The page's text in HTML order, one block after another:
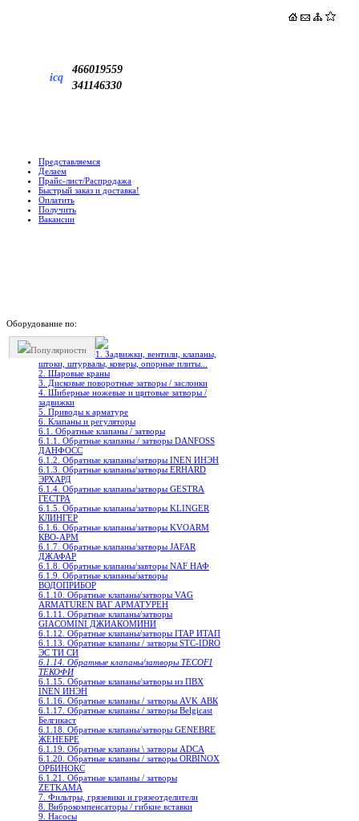
icq
466019559
341146330
Представляемся
Делаем
Прайс-лист/Распродажа
Быстрый заказ и доставка!
Оплатить
Получить
Вакансии
Оборудование по:
Популярности
1. Задвижки, вентили, клапаны,
штоки, штурвалы, коверы, опорные плиты...
2. Шаровые краны
3. Дисковые поворотные затворы / заслонки
4. Шиберные ножевые и щитовые затворы /
задвижки
5. Приводы к арматуре
6. Клапаны и регуляторы
6.1. Обратные клапаны / затворы
6.1.1. Обратные клапаны / затворы DANFOSS
ДАНФОСС
6.1.2. Обратные клапаны/затворы INEN ИНЭН
6.1.3. Обратные клапаны/затворы ERHARD
ЭРХАРД
6.1.4. Обратные клапаны/затворы GESTRA
ГЕСТРА
6.1.5. Обратные клапаны/затворы KLINGER
КЛИНГЕР
6.1.6. Обратные клапаны/затворы KVOARM
КВО-АРМ
6.1.7. Обратные клапаны/затворы JAFAR
ДЖАФАР
6.1.8. Обратные клапаны/завторы NAF НАФ
6.1.9. Обратные клапаны/затворы
ВОДОПРИБОР
6.1.10. Обратные клапаны/затворы VAG
ARMATUREN ВАГ АРМАТУРЕН
6.1.11. Обратные клапаны/затворы
GIACOMINI ДЖИАКОМИНИ
6.1.12. Обратные клапаны/затворы ITAP ИТАП
6.1.13. Обратные клапаны / затворы STC-IDRO
ЭС ТИ СИ
6.1.14. Обратные клапаны/затворы TECOFI
ТЕКОФИ
6.1.15. Обратные клапаны/затворы из ПВХ
INEN ИНЭН
6.1.16. Обратные клапаны / затворы AVK АВК
6.1.17. Обратные клапаны / затворы Belgicast
Белгикаст
6.1.18. Обратные клапаны/затворы GENEBRE
ЖЕНЕБРЕ
6.1.19. Обратные клапаны \ затворы ADCA
6.1.20. Обратные клапаны / затворы ORBINOX
ОРБИНОКС
6.1.21. Обратные клапаны / затворы
ZETKAMA
7. Фильтры, грязевики и грязеотделители
8. Виброкомпенсаторы / гибкие вставки
9. Насосы